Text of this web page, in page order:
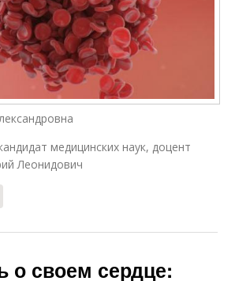
медицинских наук, доцент
Леонидович
о своем сердце: